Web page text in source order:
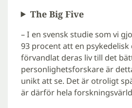
The Big Five
– I en svensk studie som vi
93 procent att en
förvandlat deras liv till det
personlighetsforskare är
unikt att se. Det är otroligt
är därför hela